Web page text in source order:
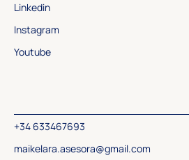
Linkedin
Instagram
Youtube
+34 633467693
maikelara.asesora@gmail.com